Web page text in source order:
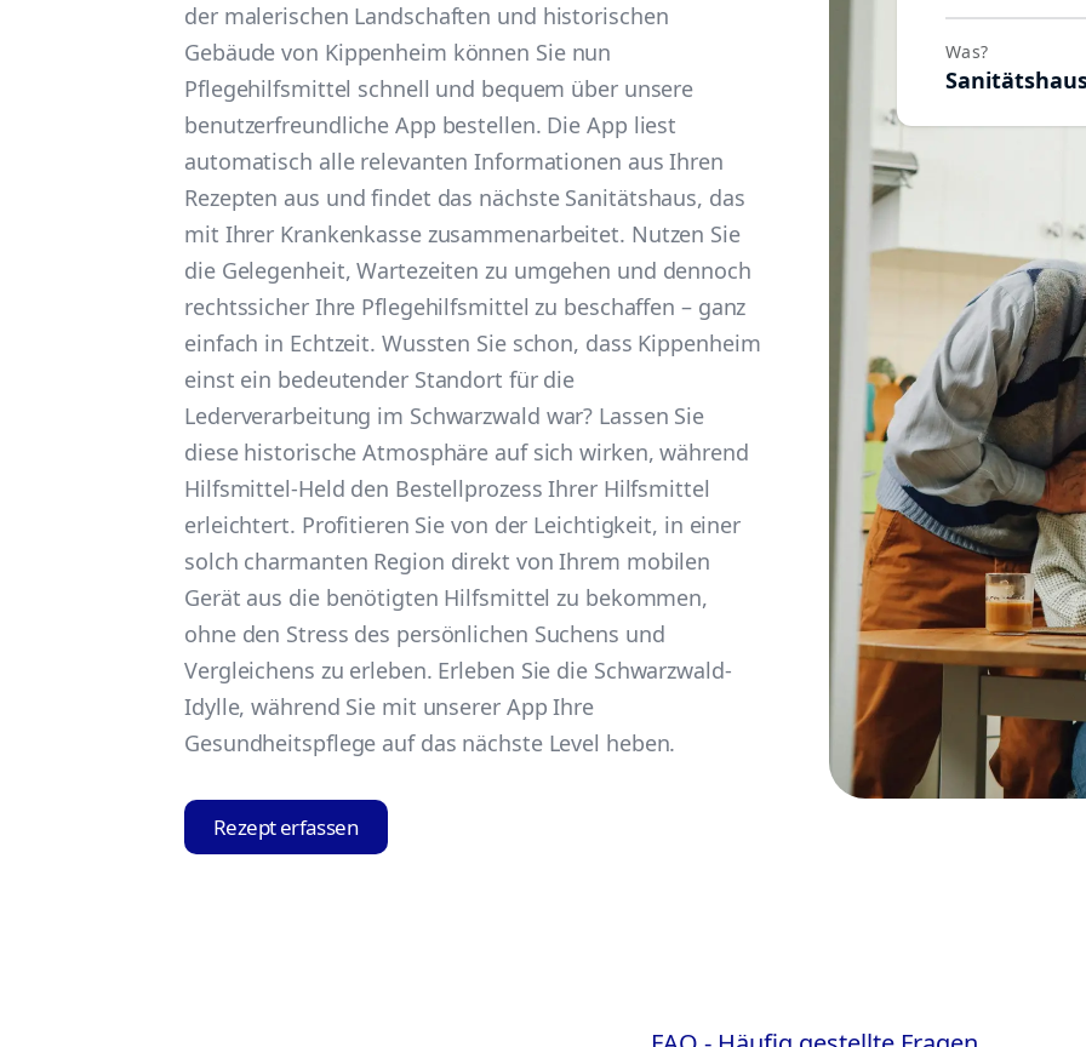
der malerischen Landschaften und historischen
Gebäude von Kippenheim können Sie nun
Pflegehilfsmittel schnell und bequem über unsere
benutzerfreundliche App bestellen. Die App liest
automatisch alle relevanten Informationen aus Ihren
Rezepten aus und findet das nächste Sanitätshaus, das
mit Ihrer Krankenkasse zusammenarbeitet. Nutzen Sie
die Gelegenheit, Wartezeiten zu umgehen und dennoch
rechtssicher Ihre Pflegehilfsmittel zu beschaffen – ganz
einfach in Echtzeit. Wussten Sie schon, dass Kippenheim
einst ein bedeutender Standort für die
Lederverarbeitung im Schwarzwald war? Lassen Sie
diese historische Atmosphäre auf sich wirken, während
Hilfsmittel-Held den Bestellprozess Ihrer Hilfsmittel
erleichtert. Profitieren Sie von der Leichtigkeit, in einer
solch charmanten Region direkt von Ihrem mobilen
Gerät aus die benötigten Hilfsmittel zu bekommen,
ohne den Stress des persönlichen Suchens und
Vergleichens zu erleben. Erleben Sie die Schwarzwald-
Idylle, während Sie mit unserer App Ihre
Gesundheitspflege auf das nächste Level heben.
Rezept erfassen
Was?